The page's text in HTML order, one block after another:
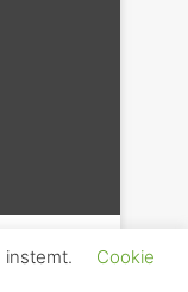
instemt.
Cookie